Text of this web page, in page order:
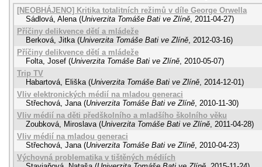
[NEOBHÁJENO] Kritika totalitních režimů v díle George Orwella
Sádlová, Alena (Univerzita Tomáše Bati ve Zlíně, 2011-04-27)
Příčiny delikvence dětí a mládeže
Berková, Jitka (Univerzita Tomáše Bati ve Zlíně, 2012-03-16)
Příčiny delikvence dětí a mládeže
Folta, Josef (Univerzita Tomáše Bati ve Zlíně, 2010-05-07)
Trip TV
Habartová, Eliška (Univerzita Tomáše Bati ve Zlíně, 2014-12-01)
Vliv elektronických médií na mladou generaci
Střechová, Jana (Univerzita Tomáše Bati ve Zlíně, 2010-11-30)
Vliv médií na děti předškolního a mladšího školního věku
Zoubková, Miroslava (Univerzita Tomáše Bati ve Zlíně, 2011-04-28)
Vliv médií na mladou generaci
Střechová, Jana (Univerzita Tomáše Bati ve Zlíně, 2010-04-23)
Výchovná problematika v tištěných médiích